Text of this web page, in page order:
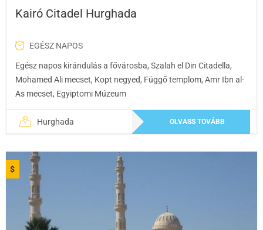
Kairó Citadel Hurghada
EGÉSZ NAPOS
Egész napos kirándulás a fővárosba, Szalah el Din Citadella,
Mohamed Ali mecset, Kopt negyed, Függő templom, Amr Ibn al-
As mecset, Egyiptomi Múzeum
Hurghada OLVASS TOVÁBB
$